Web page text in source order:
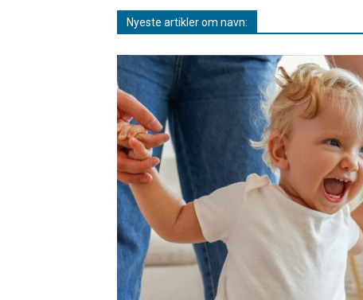
Nyeste artikler om navn: